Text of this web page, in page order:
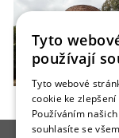
Tyto
používají
Tyto webové
cookie ke
Používáním
souhlasíte se